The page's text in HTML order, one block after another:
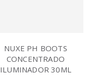
NUXE PH BOOTS
CONCENTRADO
ILUMINADOR 30ML